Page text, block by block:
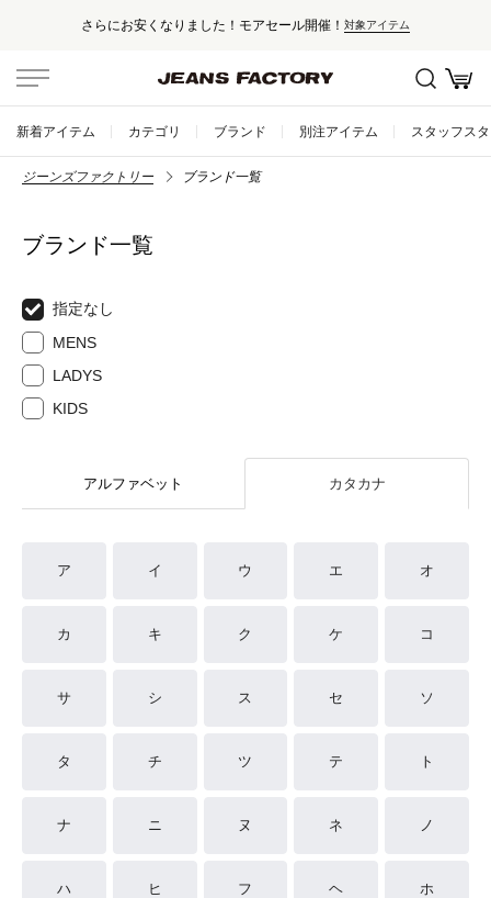
さらにお安くなりました！モアセール開催！ 対象アイテム
新着アイテム カテゴリ ブランド 別注アイテム スタッフス
ジーンズファクトリー ブランド一覧
ブランド一覧
指定なし
MENS
LADYS
KIDS
アルファベット カタカナ
ア イ ウ エ オ
カ キ ク ケ コ
サ シ ス セ ソ
タ チ ツ テ ト
ナ ニ ヌ ネ ノ
ハ ヒ フ ヘ ホ